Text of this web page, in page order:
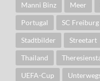
Manni Binz Meer
Portugal SC Freiburg
Stadtbilder Streetart
Thailand
UEFA-Cup